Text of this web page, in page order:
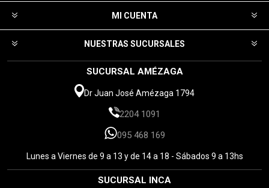
MI CUENTA
NUESTRAS SUCURSALES
SUCURSAL AMÉZAGA
Dr Juan José Amézaga 1794
2204 1091
095 468 169
Lunes a Viernes de 9 a 13 y de 14 a 18 - Sábados 9 a 13hs
SUCURSAL INCA